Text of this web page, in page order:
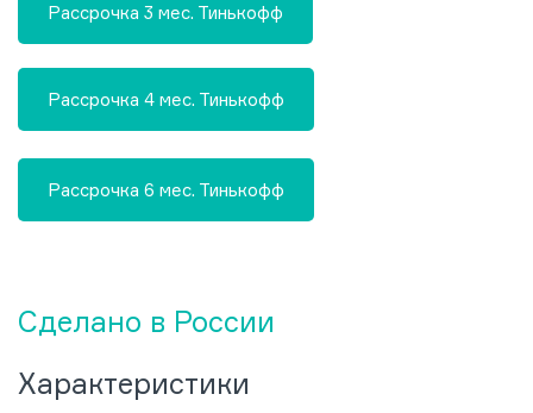
Сделано в России
Характеристики
Рассрочка 3 мес. Тинькофф
Рассрочка 4 мес. Тинькофф
Рассрочка 6 мес. Тинькофф